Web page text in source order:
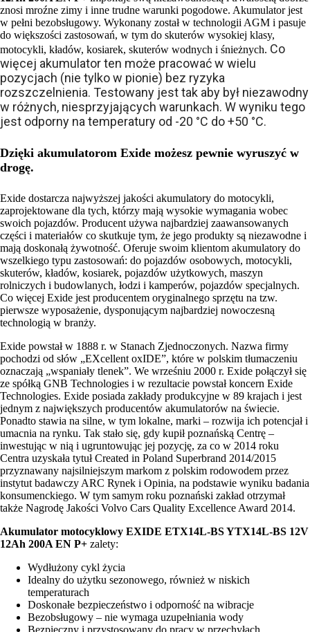
znosi mroźne zimy i inne trudne warunki pogodowe. Akumulator jest
w pełni bezobsługowy. Wykonany został w technologii AGM i pasuje
do większości zastosowań, w tym do skuterów wysokiej klasy,
motocykli, kładów, kosiarek, skuterów wodnych i śnieżnych. Co
więcej akumulator ten może pracować w wielu
pozycjach (nie tylko w pionie) bez ryzyka
rozszczelnienia. Testowany jest tak aby był niezawodny
w różnych, niesprzyjających warunkach. W wyniku tego
jest odporny na temperatury od -20 °C do +50 °C.
Dzięki akumulatorom Exide możesz pewnie wyruszyć w
drogę.
Exide dostarcza najwyższej jakości akumulatory do motocykli,
zaprojektowane dla tych, którzy mają wysokie wymagania wobec
swoich pojazdów. Producent używa najbardziej zaawansowanych
części i materiałów co skutkuje tym, że jego produkty są niezawodne i
mają doskonałą żywotność. Oferuje swoim klientom akumulatory do
wszelkiego typu zastosowań: do pojazdów osobowych, motocykli,
skuterów, kładów, kosiarek, pojazdów użytkowych, maszyn
rolniczych i budowlanych, łodzi i kamperów, pojazdów specjalnych.
Co więcej Exide jest producentem oryginalnego sprzętu na tzw.
pierwsze wyposażenie, dysponującym najbardziej nowoczesną
technologią w branży.
Exide powstał w 1888 r. w Stanach Zjednoczonych. Nazwa firmy
pochodzi od słów „EXcellent oxIDE”, które w polskim tłumaczeniu
oznaczają „wspaniały tlenek”. We wrześniu 2000 r. Exide połączył się
ze spółką GNB Technologies i w rezultacie powstał koncern Exide
Technologies. Exide posiada zakłady produkcyjne w 89 krajach i jest
jednym z największych producentów akumulatorów na świecie.
Ponadto stawia na silne, w tym lokalne, marki – rozwija ich potencjał i
umacnia na rynku. Tak stało się, gdy kupił poznańską Centrę –
inwestując w nią i ugruntowując jej pozycję, za co w 2014 roku
Centra uzyskała tytuł Created in Poland Superbrand 2014/2015
przyznawany najsilniejszym markom z polskim rodowodem przez
instytut badawczy ARC Rynek i Opinia, na podstawie wyniku badania
konsumenckiego. W tym samym roku poznański zakład otrzymał
także Nagrodę Jakości Volvo Cars Quality Excellence Award 2014.
Akumulator motocyklowy EXIDE ETX14L-BS YTX14L-BS 12V
12Ah 200A EN P+ zalety:
Wydłużony cykl życia
Idealny do użytku sezonowego, również w niskich
temperaturach
Doskonałe bezpieczeństwo i odporność na wibracje
Bezobsługowy – nie wymaga uzupełniania wody
Bezpieczny i przystosowany do pracy w przechyłach